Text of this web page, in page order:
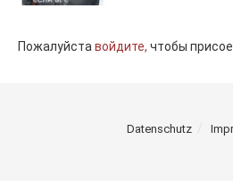
Пожалуйста войдите, чтобы
Datenschutz